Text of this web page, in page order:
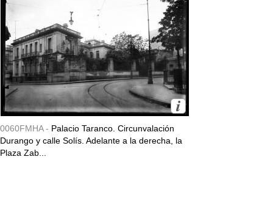
0060FMHA - Palacio Taranco. Circunvalación
Durango y calle Solís. Adelante a la derecha, la
Plaza Zab...